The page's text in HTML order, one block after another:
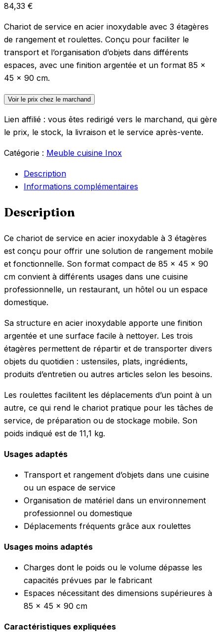
84,33 €
Chariot de service en acier inoxydable avec 3 étagères
de rangement et roulettes. Conçu pour faciliter le
transport et l’organisation d’objets dans différents
espaces, avec une finition argentée et un format 85 x
45 x 90 cm.
Voir le prix chez le marchand
Lien affilié : vous êtes redirigé vers le marchand, qui gère
le prix, le stock, la livraison et le service après-vente.
Catégorie : Meuble cuisine Inox
Description
Informations complémentaires
Description
Ce chariot de service en acier inoxydable à 3 étagères
est conçu pour offrir une solution de rangement mobile
et fonctionnelle. Son format compact de 85 x 45 x 90
cm convient à différents usages dans une cuisine
professionnelle, un restaurant, un hôtel ou un espace
domestique.
Sa structure en acier inoxydable apporte une finition
argentée et une surface facile à nettoyer. Les trois
étagères permettent de répartir et de transporter divers
objets du quotidien : ustensiles, plats, ingrédients,
produits d’entretien ou autres articles selon les besoins.
Les roulettes facilitent les déplacements d’un point à un
autre, ce qui rend le chariot pratique pour les tâches de
service, de préparation ou de stockage mobile. Son
poids indiqué est de 11,1 kg.
Usages adaptés
Transport et rangement d’objets dans une cuisine
ou un espace de service
Organisation de matériel dans un environnement
professionnel ou domestique
Déplacements fréquents grâce aux roulettes
Usages moins adaptés
Charges dont le poids ou le volume dépasse les
capacités prévues par le fabricant
Espaces nécessitant des dimensions supérieures à
85 x 45 x 90 cm
Caractéristiques expliquées